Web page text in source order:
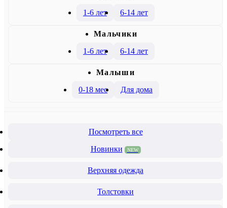
1-6 лет
6-14 лет
Mальчики
1-6 лет
6-14 лет
Малыши
0-18 мес
Для дома
Посмотреть все
Новинки
NEW
Верхняя одежда
Толстовки